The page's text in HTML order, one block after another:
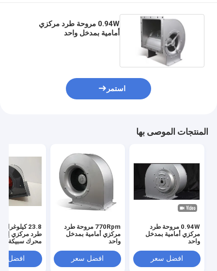
0.94W مروحة طرد مركزي
أمامية بمدخل واحد
استمر
المنتجات الموصى بها
0.94W مروحة طرد
مركزي أمامية بمدخل
واحد
افضل سعر
770Rpm مروحة طرد
مركزي أمامية بمدخل
واحد
افضل سعر
23.8
طرد مركزي إلى
محرك سبيكة AL
افضل